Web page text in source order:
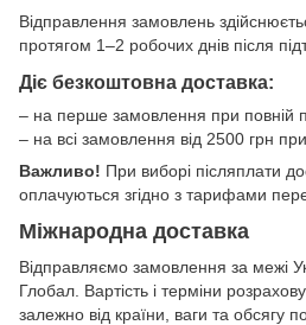
Відправлення замовлень
протягом 1–2 робочих днів після
Діє безкоштовна доставка:
– на перше замовлення при повній
– на всі замовлення від 2500 грн
Важливо! При виборі післяплати
оплачуються згідно з тарифами
Міжнародна доставка
Відправляємо замовлення за межі
Глобал. Вартість і терміни
залежно від країни, ваги та обсягу